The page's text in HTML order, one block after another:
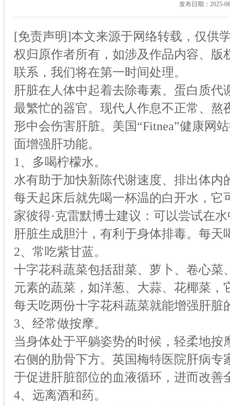
发布日期：2025-
[免责声明]本文来源于网络转载，仅供
权归原作者所有，如涉及作品内容、版
联系，我们将在第一时间处理。
肝脏在人体中起着去除毒素、蛋白质
最繁忙的器官。现代人作息不正常、
形中会伤害肝脏。美国“Fitnea”健康网
面增强肝功能。
1、多喝柠檬水。
水有助于加快新陈代谢速度、排出体
每天起床后就先喝一杯温的白开水，
家彼得·克雷默博士建议：可以尝试在
肝脏生成胆汁，有利于身体排毒。每天
2、常吃紫甘蓝。
十字花科蔬菜包括甜菜、萝卜、卷心
元素的蔬菜，如洋葱、大蒜、花椰菜
每天吃两份十字花科蔬菜就能增强肝脏
3、经常做按摩。
当身体处于平躺姿势的时候，轻柔地
右侧的肋骨下方。英国梅特医院肝病专
于促进肝脏部位的血液循环，进而改善
4、远离酒和药。